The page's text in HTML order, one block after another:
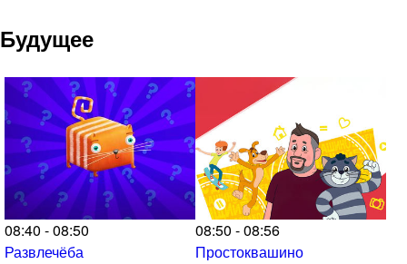
Будущее
08:40 - 08:50
Развлечёба
08:50 - 08:56
Простоквашино